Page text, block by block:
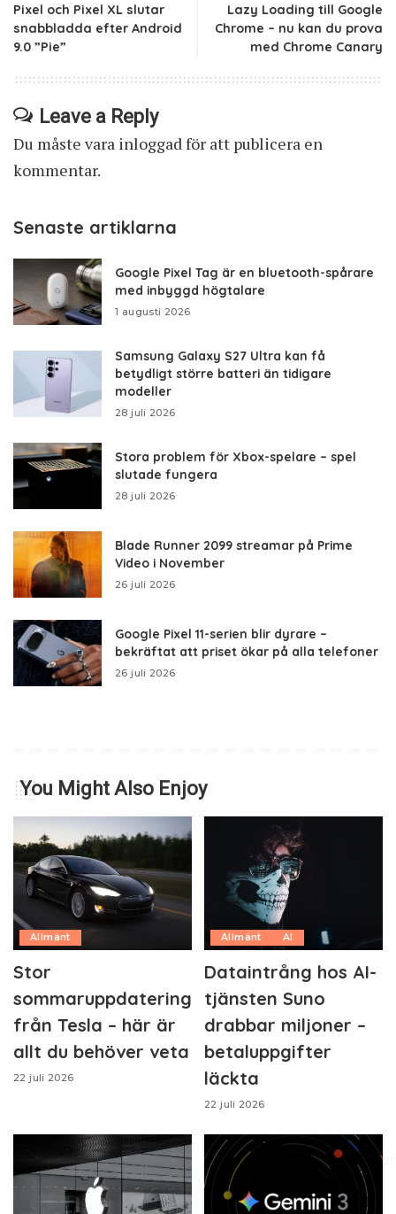
Pixel och Pixel XL slutar
snabbladda efter Android
9.0 ”Pie”
Lazy Loading till Google
Chrome – nu kan du prova
med Chrome Canary
Leave a Reply
Du måste vara inloggad för att publicera en
kommentar.
Senaste artiklarna
Google Pixel Tag är en bluetooth-spårare
med inbyggd högtalare
1 augusti 2026
Samsung Galaxy S27 Ultra kan få
betydligt större batteri än tidigare
modeller
28 juli 2026
Stora problem för Xbox-spelare – spel
slutade fungera
28 juli 2026
Blade Runner 2099 streamar på Prime
Video i November
26 juli 2026
Google Pixel 11-serien blir dyrare –
bekräftat att priset ökar på alla telefoner
26 juli 2026
You Might Also Enjoy
Allmänt
Stor
sommaruppdatering
från Tesla – här är
allt du behöver veta
22 juli 2026
Allmänt AI
Dataintrång hos AI-
tjänsten Suno
drabbar miljoner –
betaluppgifter
läckta
22 juli 2026